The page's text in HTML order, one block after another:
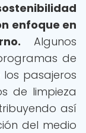
enfoque en
Algunos
de
pasajeros
de limpieza
así
del medio